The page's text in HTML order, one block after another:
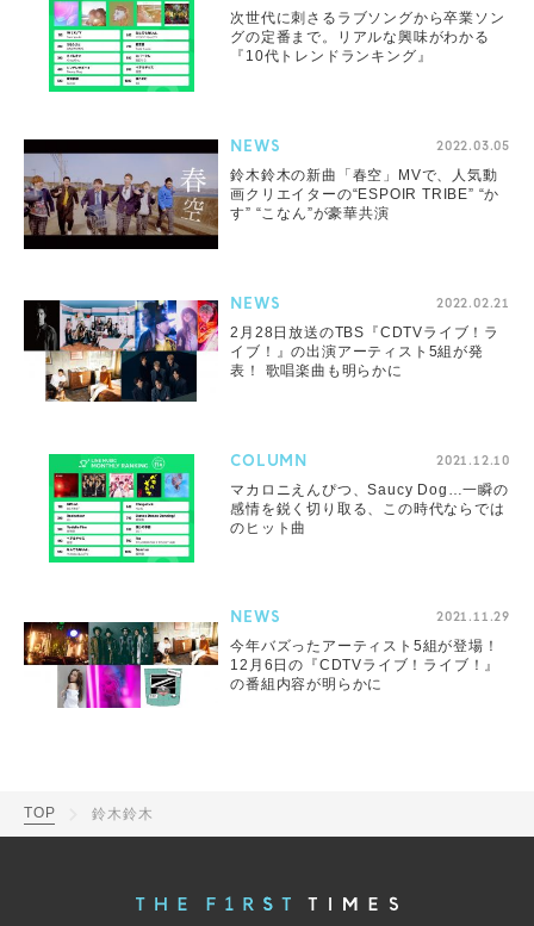
次世代に刺さるラブソングから卒業ソン
グの定番まで。リアルな興味がわかる
『10代トレンドランキング』
NEWS 2022.03.05
鈴木鈴木の新曲「春空」MVで、人気動
画クリエイターの“ESPOIR TRIBE” “か
す” “こなん”が豪華共演
NEWS 2022.02.21
2月28日放送のTBS『CDTVライブ！ラ
イブ！』の出演アーティスト5組が発
表！ 歌唱楽曲も明らかに
COLUMN 2021.12.10
マカロニえんぴつ、Saucy Dog…一瞬の
感情を鋭く切り取る、この時代ならでは
のヒット曲
NEWS 2021.11.29
今年バズったアーティスト5組が登場！
12月6日の『CDTVライブ！ライブ！』
の番組内容が明らかに
TOP 鈴木鈴木